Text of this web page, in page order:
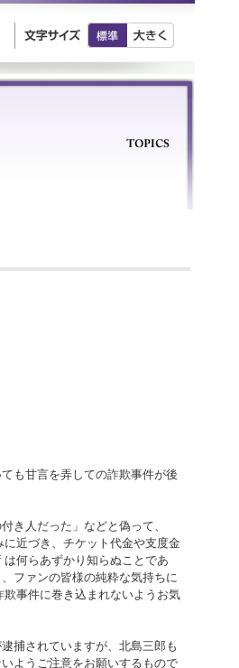
も甘言を弄しての詐欺事件が後
き人だった」などと偽って、
に近づき、チケット代金や支度金
何らあずかり知らぬことであ
ファンの皆様の純粋な気持ちに
事件に巻き込まれないようお気
捕されていますが、北島三郎も
ようご注意をお願いするもので